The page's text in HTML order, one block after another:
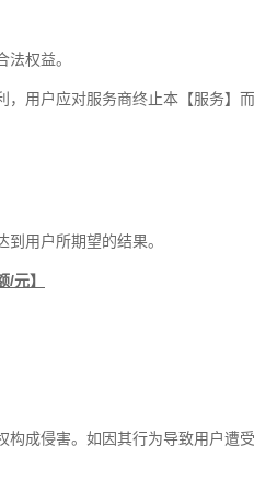
权益。
用户应对服务商终止本【服务】
用户所期望的结果。
/元】
成侵害。如因其行为导致用户遭